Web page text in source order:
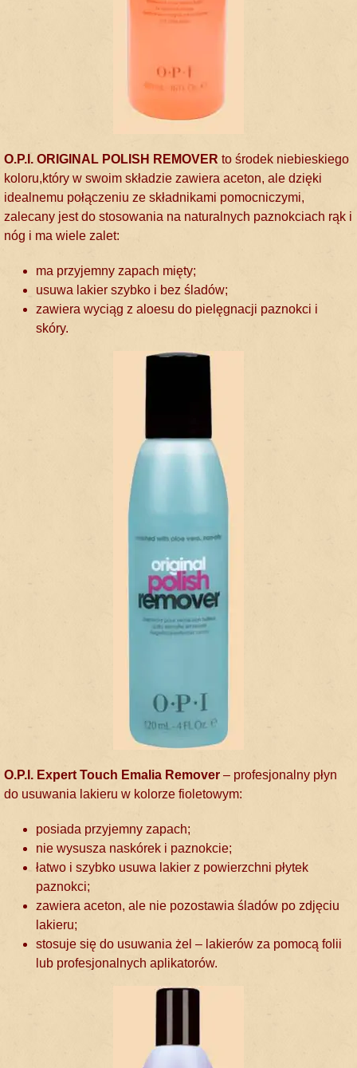
O.P.I. ORIGINAL POLISH REMOVER to środek niebieskiego
koloru,który w swoim składzie zawiera aceton, ale dzięki
idealnemu połączeniu ze składnikami pomocniczymi,
zalecany jest do stosowania na naturalnych paznokciach rąk i
nóg i ma wiele zalet:
ma przyjemny zapach mięty;
usuwa lakier szybko i bez śladów;
zawiera wyciąg z aloesu do pielęgnacji paznokci i
skóry.
O.P.I. Expert Touch Emalia Remover – profesjonalny płyn
do usuwania lakieru w kolorze fioletowym:
posiada przyjemny zapach;
nie wysusza naskórek i paznokcie;
łatwo i szybko usuwa lakier z powierzchni płytek
paznokci;
zawiera aceton, ale nie pozostawia śladów po zdjęciu
lakieru;
stosuje się do usuwania żel – lakierów za pomocą folii
lub profesjonalnych aplikatorów.